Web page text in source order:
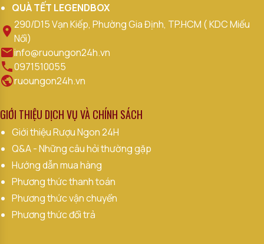
QUÀ TẾT LEGENDBOX
290/D15 Vạn Kiếp, Phường Gia Định, TP.HCM ( KDC Miếu
Nổi)
info@ruoungon24h.vn
0971510055
ruoungon24h.vn
GIỚI THIỆU DỊCH VỤ VÀ CHÍNH SÁCH
Giới thiệu Rượu Ngon 24H
Q&A - Những câu hỏi thường gặp
Hướng dẫn mua hàng
Phương thức thanh toán
Phương thức vận chuyển
Phương thức đổi trả